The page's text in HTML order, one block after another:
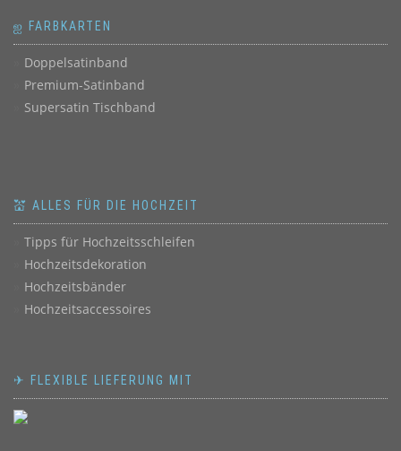
ஐ FARBKARTEN
Doppelsatinband
Premium-Satinband
Supersatin Tischband
💒 ALLES FÜR DIE HOCHZEIT
Tipps für Hochzeitsschleifen
Hochzeitsdekoration
Hochzeitsbänder
Hochzeitsaccessoires
✈ FLEXIBLE LIEFERUNG MIT